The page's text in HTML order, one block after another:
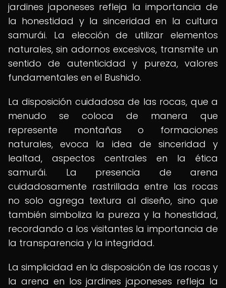
jardines japoneses refleja la importancia de
la honestidad y la sinceridad en la cultura
samurái. La elección de utilizar elementos
naturales, sin adornos excesivos, transmite un
sentido de autenticidad y pureza, valores
fundamentales en el Bushido.
La disposición cuidadosa de las rocas, que a
menudo se coloca de manera que
represente montañas o formaciones
naturales, evoca la idea de sinceridad y
lealtad, aspectos centrales en la ética
samurái. La presencia de arena
cuidadosamente rastrillada entre las rocas
no solo agrega textura al diseño, sino que
también simboliza la pureza y la honestidad,
recordando a los visitantes la importancia de
la transparencia y la integridad.
La simplicidad en la disposición de las rocas y
la arena en los jardines japoneses refleja la